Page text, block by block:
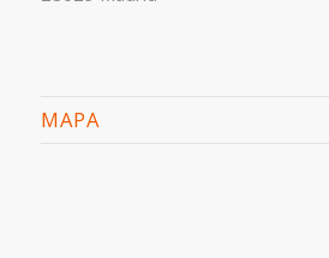
MAPA